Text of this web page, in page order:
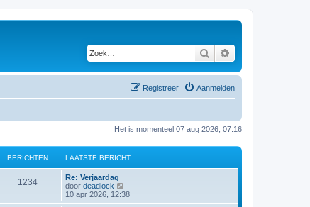
Zoek
Aanmelden
Registreer
Het is momenteel 07 aug 2026, 07:16
BERICHTEN LAATSTE BERICHT
1234
Re: Verjaardag
door deadlock
e
k
10 apr 2026, 12:38